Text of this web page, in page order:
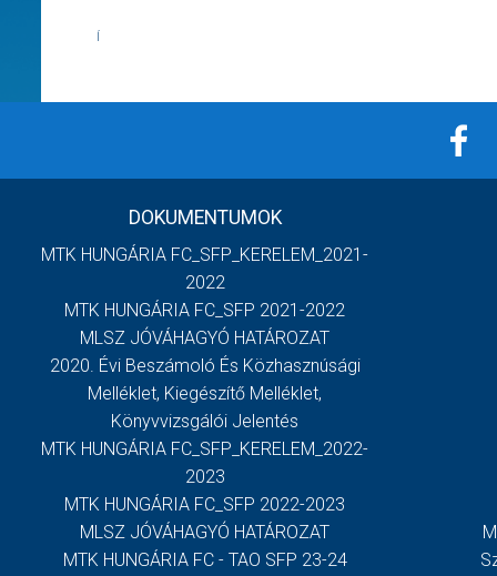
DOKUMENTUMOK
MTK HUNGÁRIA FC_SFP_KERELEM_2021-
2022
MTK HUNGÁRIA FC_SFP 2021-2022
MLSZ JÓVÁHAGYÓ HATÁROZAT
2020. Évi Beszámoló És Közhasznúsági
Melléklet, Kiegészítő Melléklet,
Könyvvizsgálói Jelentés
MTK HUNGÁRIA FC_SFP_KERELEM_2022-
2023
MTK HUNGÁRIA FC_SFP 2022-2023
MLSZ JÓVÁHAGYÓ HATÁROZAT
MTK HUNGÁRIA FC - TAO SFP 23-24